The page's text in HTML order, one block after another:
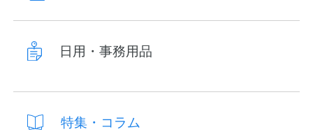
日用・事務用品
特集・コラム